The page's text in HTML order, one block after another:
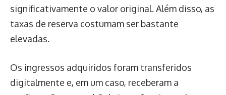
significativamente o valor original. Além disso, as
taxas de reserva costumam ser bastante
elevadas.
Os ingressos adquiridos foram transferidos
digitalmente e, em um caso, receberam a